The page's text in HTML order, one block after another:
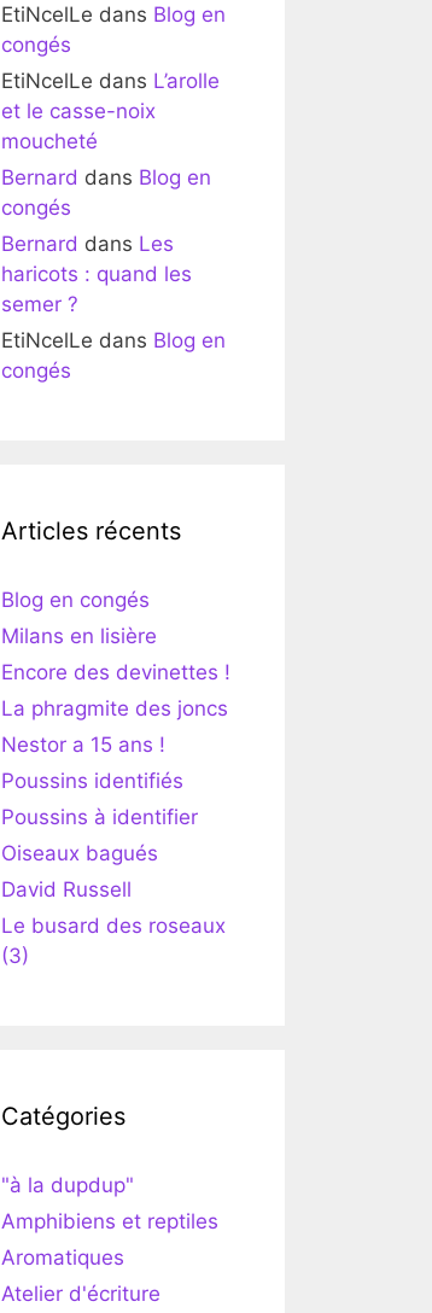
EtiNcelLe dans Blog en
congés
EtiNcelLe dans L’arolle
et le casse-noix
moucheté
Bernard dans Blog en
congés
Bernard dans Les
haricots : quand les
semer ?
EtiNcelLe dans Blog en
congés
Articles récents
Blog en congés
Milans en lisière
Encore des devinettes !
La phragmite des joncs
Nestor a 15 ans !
Poussins identifiés
Poussins à identifier
Oiseaux bagués
David Russell
Le busard des roseaux
(3)
Catégories
"à la dupdup"
Amphibiens et reptiles
Aromatiques
Atelier d'écriture